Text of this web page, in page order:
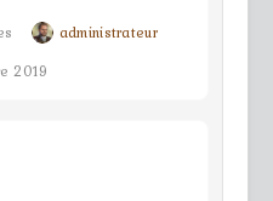
administrateur
2019